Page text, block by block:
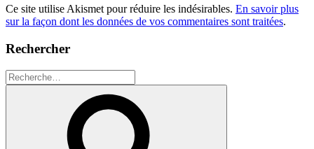
Ce site utilise Akismet pour réduire les indésirables. En savoir plus
sur la façon dont les données de vos commentaires sont traitées.
Rechercher
Recherche
pour